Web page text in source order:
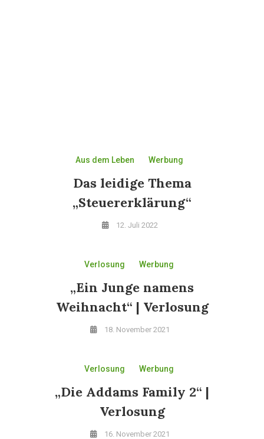
Aus dem Leben Werbung
Das leidige Thema
„Steuererklärung“
12. Juli 2022
Verlosung Werbung
„Ein Junge namens
Weihnacht“ | Verlosung
18. November 2021
Verlosung Werbung
„Die Addams Family 2“ |
Verlosung
16. November 2021